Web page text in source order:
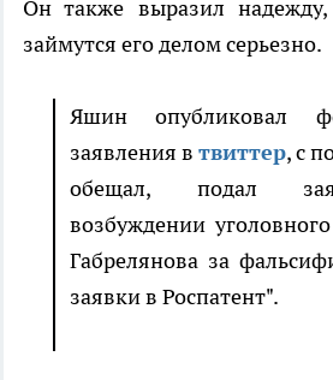
Он также выразил надежду,
займутся его делом серьезно.
Яшин опубликовал
заявления в твиттер, с
обещал, подал
возбуждении
Габрелянова за
заявки в Роспатент".